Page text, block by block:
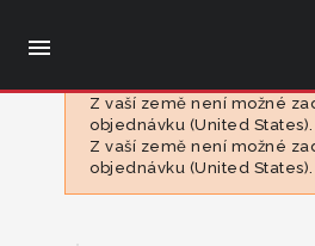

Z vaší země není možné
objednávku (United States).
Z vaší země není možné
objednávku (United States).